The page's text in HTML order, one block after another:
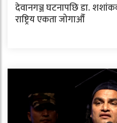
देवानगञ्ज घटनापछि डा.
राष्ट्रिय एकता जोगाऔँ